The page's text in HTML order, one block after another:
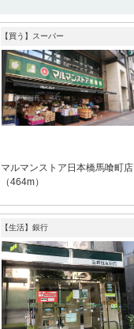
【買う】スーパー
マルマンストア日本橋馬喰町店
（464m）
【生活】銀行